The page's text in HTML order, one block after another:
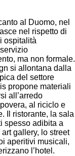
al Duomo, nel
nel rispetto di
ospitalità
ma non formale.
si allontana dalla
del settore
propone materiali
all’arredo
al riciclo e
Il ristorante, la sala
spesso adibita a
gallery, lo street
aperitivi musicali,
l’hotel.